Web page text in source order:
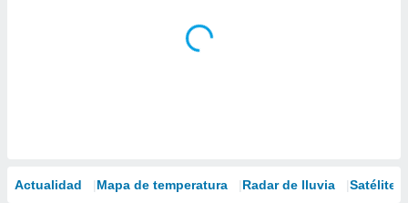
Actualidad Mapa de temperatura Radar de lluvia Satélites